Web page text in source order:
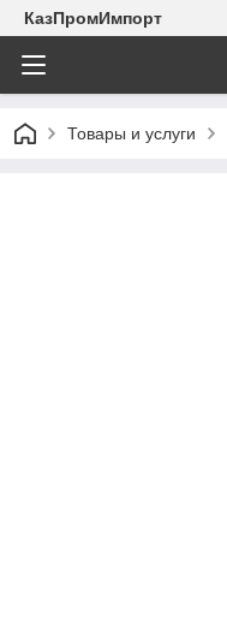
КазПромИмпорт
Товары и услуги